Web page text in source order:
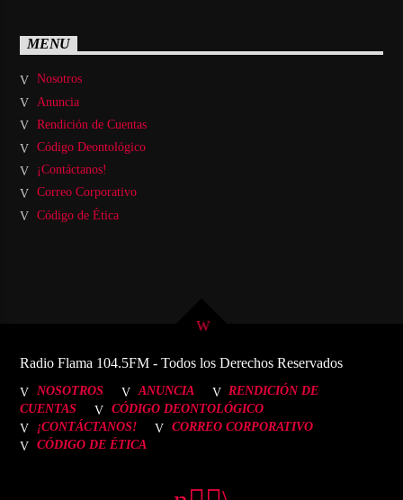
MENU
Nosotros
Anuncia
Rendición de Cuentas
Código Deontológico
¡Contáctanos!
Correo Corporativo
Código de Ética
Radio Flama 104.5FM - Todos los Derechos Reservados
NOSOTROS ANUNCIA
RENDICIÓN DE
CUENTAS
CÓDIGO DEONTOLÓGICO
¡CONTÁCTANOS!
CORREO CORPORATIVO
CÓDIGO DE ÉTICA